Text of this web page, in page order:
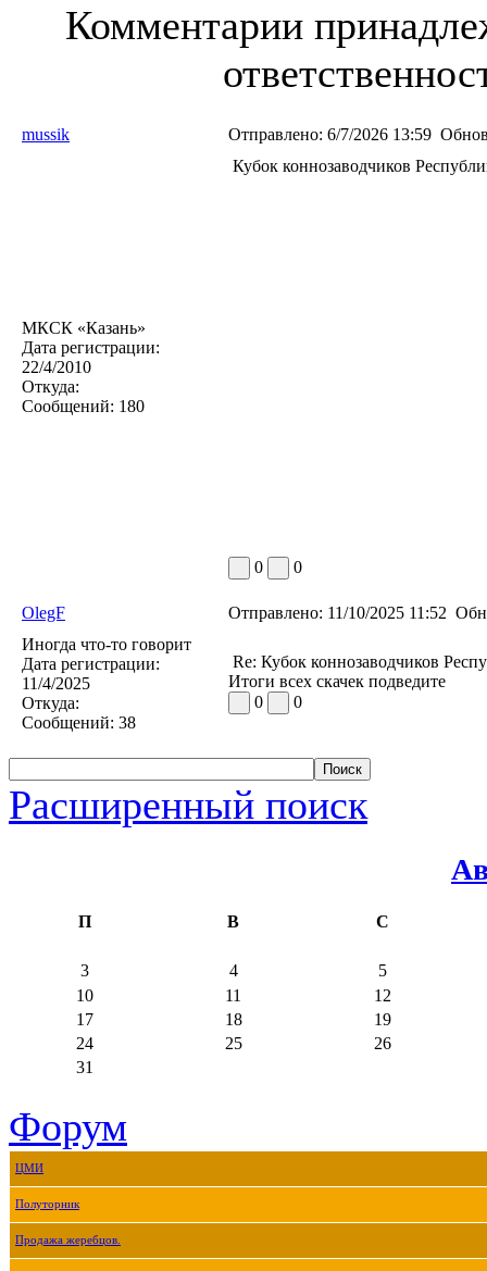
Комментарии
mussik Отправлено: 6/7/2026 13:59
МКСК «Казань»
Дата регистрации:
22/4/2010
Откуда:
Сообщений: 180
Кубок коннозаводчиков
0 0
OlegF Отправлено: 11/10/2025 11:52
Иногда что-то говорит
Дата регистрации:
11/4/2025
Откуда:
Сообщений: 38
Re: Кубок коннозаводчиков
Итоги всех скачек подведите
0
0
Расширенный поиск
П В С
3 4
5
10
11
12
17
18
19
24
25
26
31
Форум
ЦМИ
Полуторник
Продажа жеребцов.